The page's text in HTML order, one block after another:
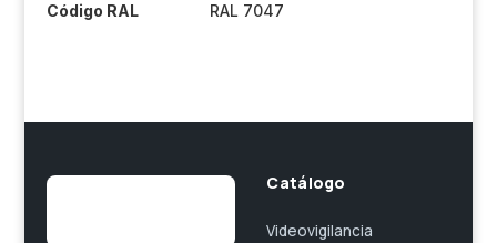
Código RAL
RAL 7047
Catálogo
Videovigilancia